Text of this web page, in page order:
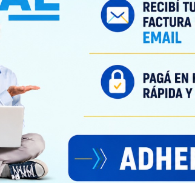
Accesos
Autogestión de Clientes